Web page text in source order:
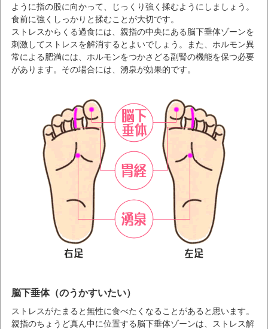
ように指の股に向かって、じっくり強く揉むようにしましょう。
食前に強くしっかりと揉むことが大切です。
ストレスからくる過食には、親指の中央にある脳下垂体ゾーンを
刺激してストレスを解消するとよいでしょう。また、ホルモン異
常による肥満には、ホルモンをつかさどる副腎の機能を保つ必要
があります。その場合には、湧泉が効果的です。
脳下垂体（のうかすいたい）
ストレスがたまると無性に食べたくなることがあると思います。
親指のちょうど真ん中に位置する脳下垂体ゾーンは、ストレス解